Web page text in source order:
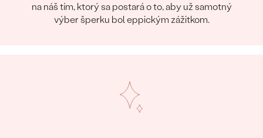
na náš tím, ktorý sa postará o to, aby už samotný
výber šperku bol eppickým zážitkom.